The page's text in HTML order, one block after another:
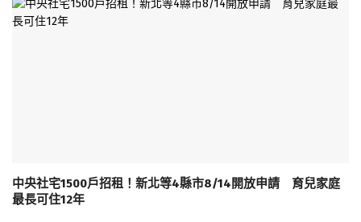
中央社宅1500戶招租！新北等4縣市8/14開放申請 育兒家庭
最長可住12年